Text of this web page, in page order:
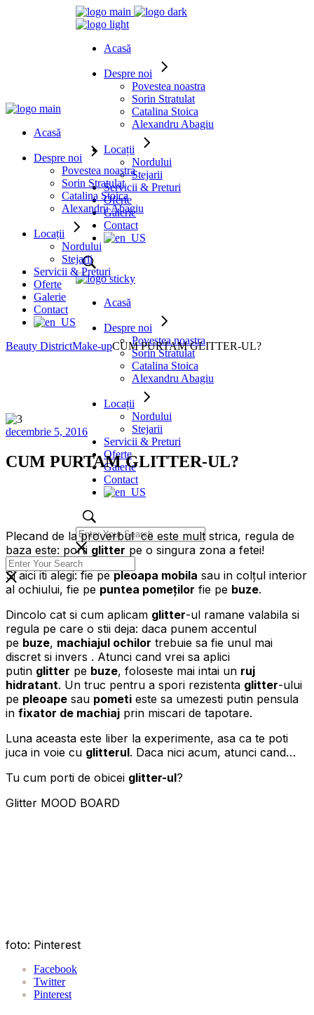
Acasă
Despre noi
Povestea noastra
Sorin Stratulat
Catalina Stoica
Alexandru Abagiu
Locații
Nordului
Stejarii
Servicii & Preturi
Oferte
Galerie
Contact
Acasă
Despre noi
Povestea noastra
Sorin Stratulat
Catalina Stoica
Alexandru Abagiu
Locații
Nordului
Stejarii
Servicii & Preturi
Oferte
Galerie
Contact
Acasă
Despre noi
Povestea noastra
Sorin Stratulat
Catalina Stoica
Alexandru Abagiu
Locații
Nordului
Stejarii
Servicii & Preturi
Oferte
Galerie
Contact
Beauty DistrictMake-upCUM PURTAM GLITTER-UL?
decembrie 5, 2016
CUM PURTAM GLITTER-UL?
Plecand de la proverbul ce este mult strica, regula de
baza este: porti glitter pe o singura zona a fetei!
Si aici iti alegi: fie pepleoapa mobila sau in colțul interior
al ochiului, fie pe puntea pomeților fie pe buze.
Dincolo cat si cum aplicam glitter-ul ramane valabila si
regula pe care o stii deja: daca punem accentul
pe buze, machiajul ochilor trebuie sa fie unul mai
discret si invers . Atunci cand vrei sa aplici
putin glitter pe buze, foloseste mai intai un ruj
hidratant. Un truc pentru a spori rezistenta glitter-ului
pe pleoape sau pometi este sa umezesti putin pensula
in fixator de machiaj prin miscari de tapotare.
Luna aceasta este liber la experimente, asa ca te poti
juca in voie cu glitterul. Daca nici acum, atunci cand…
Tu cum porti de obicei glitter-ul?
Glitter MOOD BOARD
foto: Pinterest
Facebook
Twitter
Pinterest